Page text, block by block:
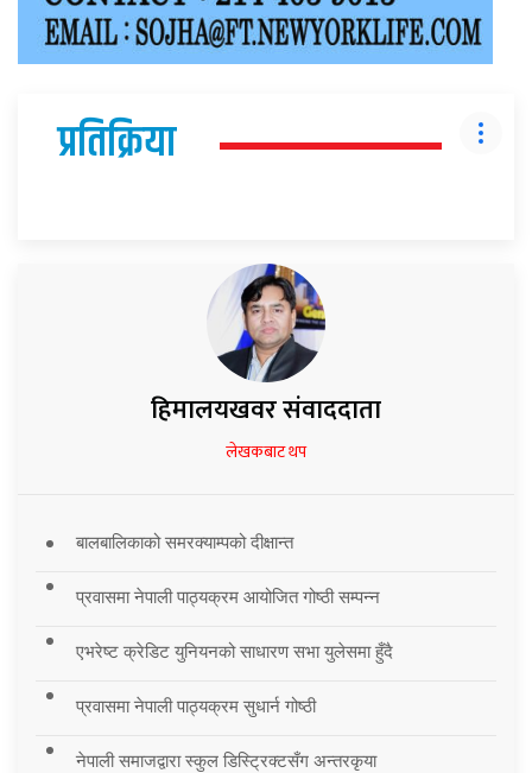
प्रतिक्रिया
हिमालयखवर संवाददाता
लेखकबाट थप
बालबालिकाको समरक्याम्पको दीक्षान्त
प्रवासमा नेपाली पाठ्यक्रम आयोजित गोष्ठी सम्पन्न
एभरेष्ट क्रेडिट युनियनको साधारण सभा युलेसमा हुँदै
प्रवासमा नेपाली पाठ्यक्रम सुधार्न गोष्ठी
नेपाली समाजद्वारा स्कुल डिस्ट्रिक्टसँग अन्तरकृया